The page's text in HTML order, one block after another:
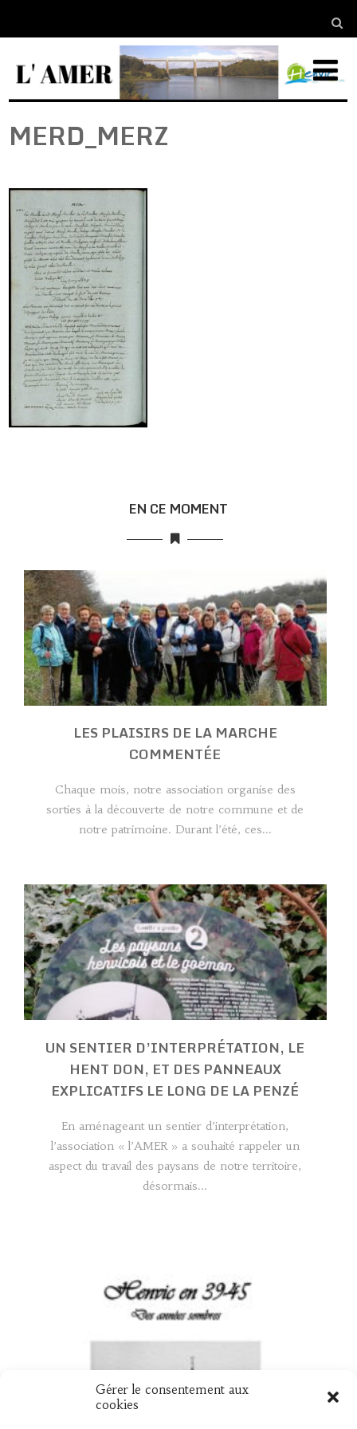
Gérer le consentement aux
cookies
MERD_MERZ
EN CE MOMENT
LES PLAISIRS DE LA MARCHE
COMMENTÉE
Chaque mois, notre association organise des
sorties à la découverte de notre commune et de
notre patrimoine. Durant l’été, ces...
UN SENTIER D’INTERPRÉTATION, LE
HENT DON, ET DES PANNEAUX
EXPLICATIFS LE LONG DE LA PENZÉ
En aménageant un sentier d’interprétation,
l’association « l’AMER » a souhaité rappeler un
aspect du travail des paysans de notre territoire,
désormais...
UN NOUVEAU LIVRE « HENVIC EN 39